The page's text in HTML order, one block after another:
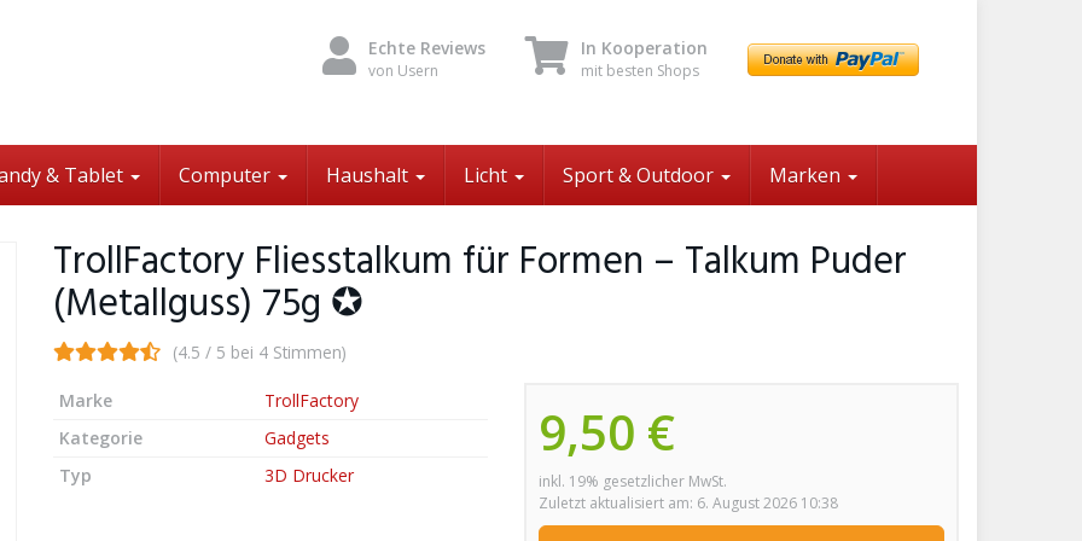
Echte Reviews
von Usern
In Kooperation
mit besten Shops
& Tablet Computer Haushalt Licht Sport & Outdoor Marken
TrollFactory Fliesstalkum für Formen – Talkum Puder
(Metallguss) 75g ✪
(4.5 / 5 bei 4 Stimmen)
9,50 €
inkl. 19% gesetzlicher MwSt.
Zuletzt aktualisiert am: 6. August 2026 10:38
Marke
TrollFactory
Kategorie
Gadgets
Typ
3D Drucker